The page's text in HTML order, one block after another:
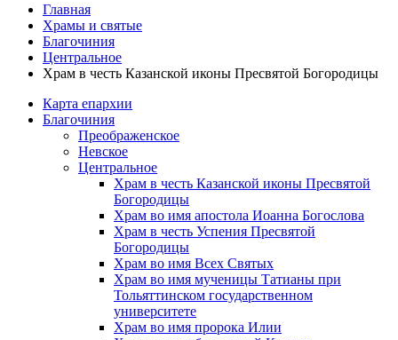
Главная
Храмы и святые
Благочиния
Центральное
Храм в честь Казанской иконы Пресвятой Богородицы
Карта епархии
Благочиния
Преображенское
Невское
Центральное
Храм в честь Казанской иконы Пресвятой
Богородицы
Храм во имя апостола Иоанна Богослова
Храм в честь Успения Пресвятой
Богородицы
Храм во имя Всех Святых
Храм во имя мученицы Татианы при
Тольяттинском государственном
университете
Храм во имя пророка Илии